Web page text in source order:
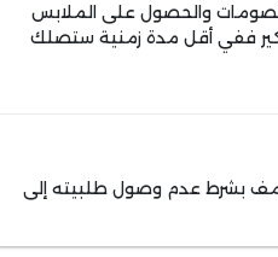
والحصول على الملابس
ففي أقل مدة زمنية ستصلك
بشرط عدم وصول طلبيته إلى